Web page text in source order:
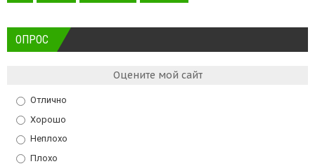
ОПРОС
Оцените мой сайт
Отлично
Хорошо
Неплохо
Плохо